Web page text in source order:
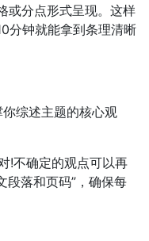
或分点形式呈现。这样
分钟就能拿到条理清晰
综述主题的核心观
!不确定的观点可以再
段落和页码”，确保每